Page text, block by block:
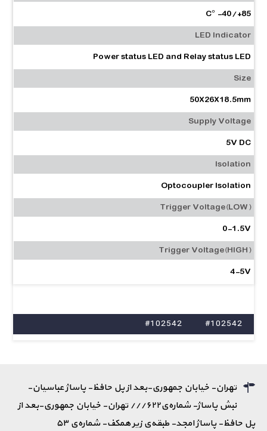
C° -40/+85
LED Indicator
Power status LED and Relay status LED
Size
50X26X18.5mm
Supply Voltage
5V DC
Isolation
Optocoupler Isolation
Trigger Voltage(LOW)
0-1.5V
Trigger Voltage(HIGH)
4-5V
#102542
#102542
تهران- خیابان جمهوری-بعد از پل حافظ- پاساژ عباسیان-
نبش پاساژ- شماره‌ی۶۲۲/// تهران- خیابان جمهوری-بعد از
پل حافظ- پاساژ امجد- طبقه‌ی زیر همکف- شماره‌ی ۵۳